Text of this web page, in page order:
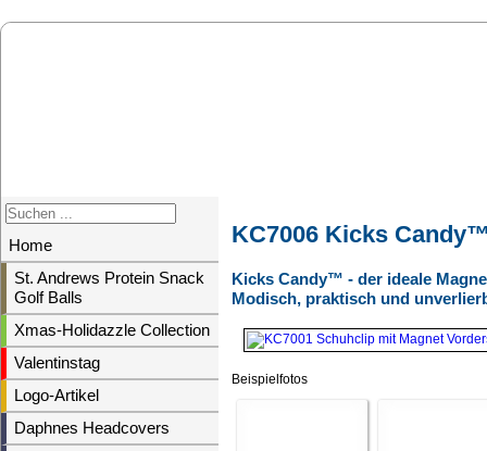
Home
St. Andrews Protein Snack
Golf Balls
Xmas-Holidazzle Collection
Valentinstag
Logo-Artikel
Daphnes Headcovers
KC7006 Kicks
Kicks Candy™ - der ideale
Modisch, praktisch und
Beispielfotos